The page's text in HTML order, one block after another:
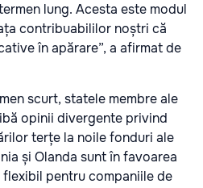
lung. Acesta este modul
contribuabililor noștri că
în apărare”, a afirmat de
scurt, statele membre ale
opinii divergente privind
terțe la noile fonduri ale
și Olanda sunt în favoarea
pentru companiile de